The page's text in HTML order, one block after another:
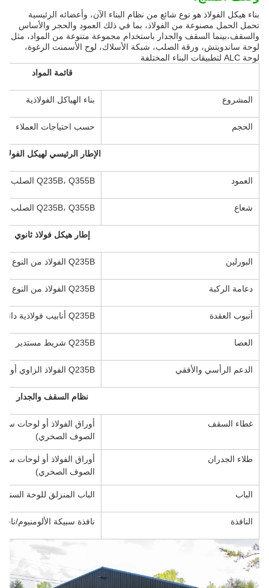
بناء هيكل الفولاذ هو نوع شائع من نظام البناء الآن، وأعضائه الرئيسية
تحمل الحمل مصنوعة من الفولاذ، بما في ذلك العمود والحجر والأساس
والسقف،بينما السقف والجدار باستخدام مجموعة متنوعة من المواد، مثل
لوحة ساندويتش، ورقة الصلب، شبكة الأسلاك، لوح الأسمنت الرغوة،
لوحة ALC لتطبيقات البناء المختلفة
قائمة المواد
المشروع بناء الهياكل الفولاذية
الحجم حسب احتياجات العملاء
الإطار الرئيسي لهيكل الفولاذ
العمود Q235B، Q355B الصلب الحديدي H Section
شعاع Q235B، Q355B الصلب الحديدي H Section
إطار هيكل فولاذ ثانوي
البورلين Q235B الفولاذ من النوع C و Z
دعامة الركبة Q235B الفولاذ من النوع C و Z
أنبوب العقدة Q235B أنابيب فولاذية دائرية
العصا Q235B شريط مستدير
الدعم الرأسي والأفقي Q235B الفولاذ الزاوي أو القضيب الدائري أو أنابيب الفولاذ
نظام السقف والجدار
غطاء السقف
الصوف الصخري)
طلاء الجدران
الصوف الصخري)
الباب الباب المنزلق للوحة
النافذة نافذة سبيكة الألومنيوم/